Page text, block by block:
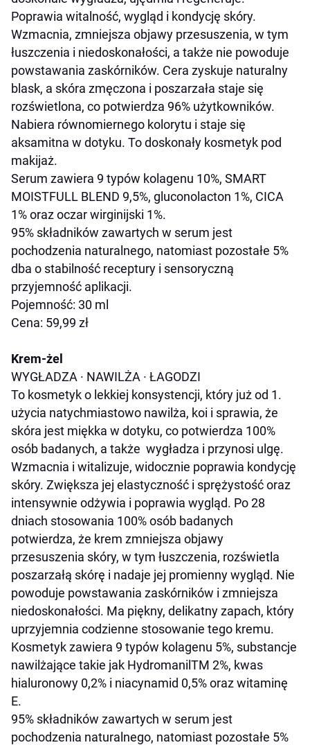
Poprawia witalność, wygląd i kondycję skóry.
Wzmacnia, zmniejsza objawy przesuszenia, w tym
łuszczenia i niedoskonałości, a także nie powoduje
powstawania zaskórników. Cera zyskuje naturalny
blask, a skóra zmęczona i poszarzała staje się
rozświetlona, co potwierdza 96% użytkowników.
Nabiera równomiernego kolorytu i staje się
aksamitna w dotyku. To doskonały kosmetyk pod
makijaż.
Serum zawiera 9 typów kolagenu 10%, SMART
MOISTFULL BLEND 9,5%, gluconolacton 1%, CICA
1% oraz oczar wirginijski 1%.
95% składników zawartych w serum jest
pochodzenia naturalnego, natomiast pozostałe 5%
dba o stabilność receptury i sensoryczną
przyjemność aplikacji.
Pojemność: 30 ml
Cena: 59,99 zł
Krem-żel
WYGŁADZA · NAWILŻA · ŁAGODZI
To kosmetyk o lekkiej konsystencji, który już od 1.
użycia natychmiastowo nawilża, koi i sprawia, że
skóra jest miękka w dotyku, co potwierdza 100%
osób badanych, a także wygładza i przynosi ulgę.
Wzmacnia i witalizuje, widocznie poprawia kondycję
skóry. Zwiększa jej elastyczność i sprężystość oraz
intensywnie odżywia i poprawia wygląd. Po 28
dniach stosowania 100% osób badanych
potwierdza, że krem zmniejsza objawy
przesuszenia skóry, w tym łuszczenia, rozświetla
poszarzałą skórę i nadaje jej promienny wygląd. Nie
powoduje powstawania zaskórników i zmniejsza
niedoskonałości. Ma piękny, delikatny zapach, który
uprzyjemnia codzienne stosowanie tego kremu.
Kosmetyk zawiera 9 typów kolagenu 5%, substancje
nawilżające takie jak Hydromanil TM 2%, kwas
hialuronowy 0,2% i niacynamid 0,5% oraz witaminę
E.
95% składników zawartych w serum jest
pochodzenia naturalnego, natomiast pozostałe 5%